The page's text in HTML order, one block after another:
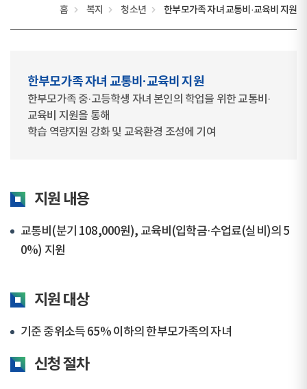
홈 복지 청소년 한부모가족 자녀 교통비·교육비 지원
한부모가족 자녀 교통비·교육비 지원
한부모가족 중·고등학생 자녀 본인의 학업을 위한 교통비·
교육비 지원을 통해
학습 역량지원 강화 및 교육환경 조성에 기여
지원 내용
교통비(분기 108,000원), 교육비(입학금·수업료(실비)의 5
0%) 지원
지원 대상
기준 중위소득 65% 이하의 한부모가족의 자녀
신청 절차